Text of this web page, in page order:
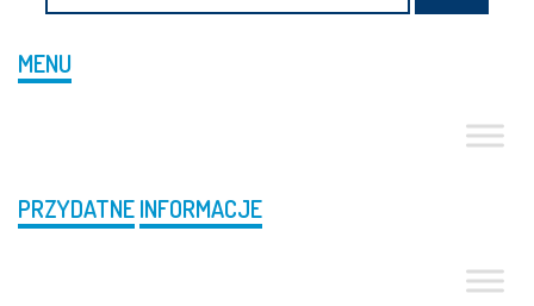
MENU
PRZYDATNEINFORMACJE